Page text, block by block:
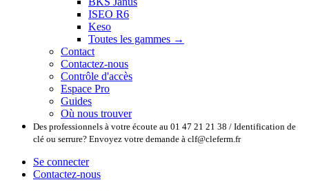
ISEO R6
Keso
Toutes les gammes →
Contact
Contactez-nous
Contrôle d'accès
Espace Pro
Guides
Où nous trouver
Des professionnels à votre écoute au 01 47 21 21 38 / Identification de
clé ou serrure? Envoyez votre demande à clf@cleferm.fr
Se connecter
Contactez-nous